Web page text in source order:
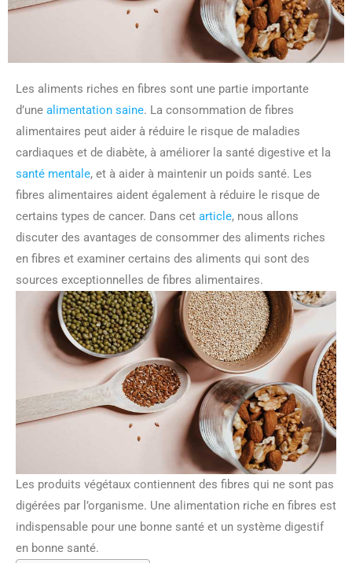
Les aliments riches en fibres sont une partie importante
d’une alimentation saine. La consommation de fibres
alimentaires peut aider à réduire le risque de maladies
cardiaques et de diabète, à améliorer la santé digestive et la
santé mentale, et à aider à maintenir un poids santé. Les
fibres alimentaires aident également à réduire le risque de
certains types de cancer. Dans cet article, nous allons
discuter des avantages de consommer des aliments riches
en fibres et examiner certains des aliments qui sont des
sources exceptionnelles de fibres alimentaires.
Les produits végétaux contiennent des fibres qui ne sont pas
digérées par l’organisme. Une alimentation riche en fibres est
indispensable pour une bonne santé et un système digestif
en bonne santé.